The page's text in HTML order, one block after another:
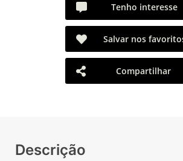
Tenho interesse
Salvar nos
Compartilhar
Descrição